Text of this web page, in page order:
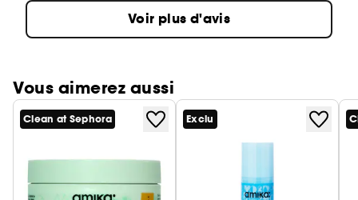
Voir plus d'avis
Vous aimerez aussi
Clean at Sephora Exclu